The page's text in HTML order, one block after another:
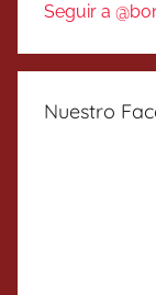
Seguir a
Nuestro